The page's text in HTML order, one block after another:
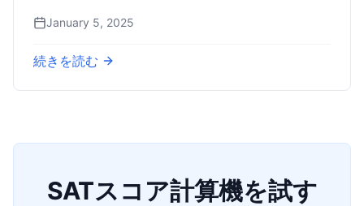
January 5, 2025
続きを読む
SATスコア計算機を試す